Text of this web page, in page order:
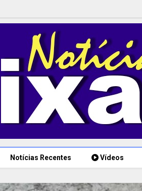
Notícias Recentes Vídeos